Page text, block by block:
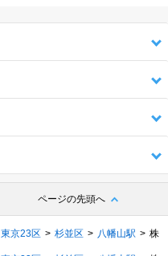
ページの先頭へ
東京23区 杉並区 八幡山駅
株